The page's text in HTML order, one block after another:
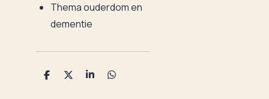
Thema ouderdom en
dementie
D
D
S
D